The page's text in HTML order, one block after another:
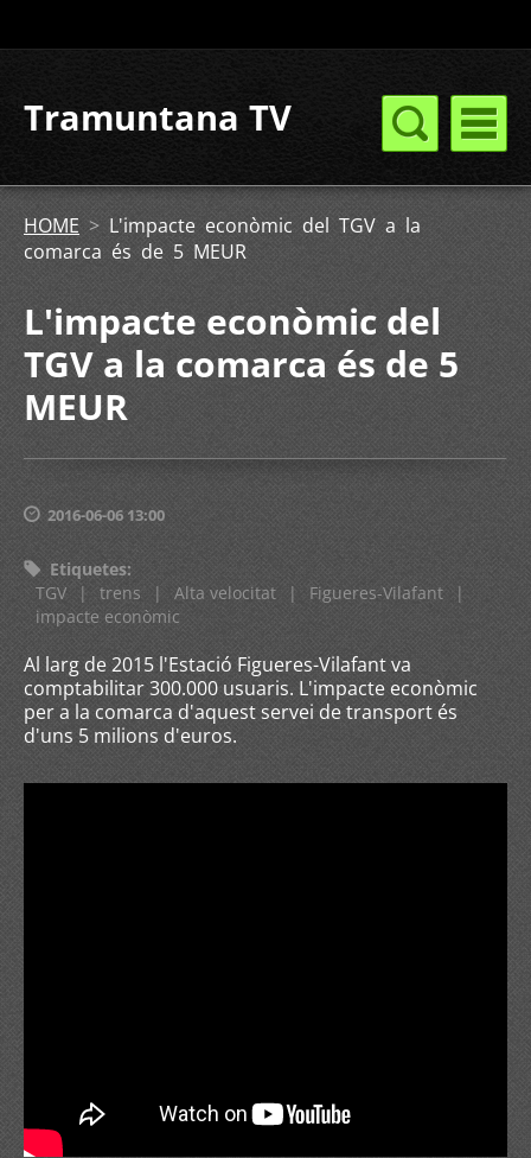
Tramuntana TV
HOME > L'impacte econòmic del TGV a la
comarca és de 5 MEUR
L'impacte econòmic del
TGV a la comarca és de 5
MEUR
2016-06-06 13:00
Etiquetes:
TGV
| trens | Alta velocitat | Figueres-Vilafant
|
impacte econòmic
Al larg de 2015 l'Estació Figueres-Vilafant va
comptabilitar 300.000 usuaris. L'impacte econòmic
per a la comarca d'aquest servei de transport és
d'uns 5 milions d'euros.